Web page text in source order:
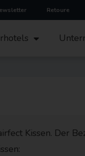
Retoure
Kissen. Der